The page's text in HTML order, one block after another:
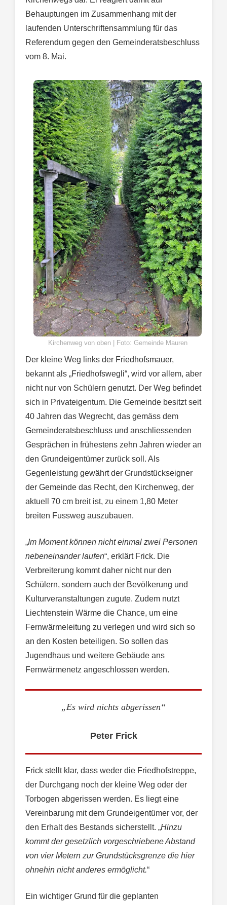
Behauptungen im Zusammenhang mit der
laufenden Unterschriftensammlung für das
Referendum gegen den Gemeinderatsbeschluss
vom 8. Mai.
Kirchenweg von oben | Foto: Gemeinde Mauren
Der kleine Weg links der Friedhofsmauer,
bekannt als „Friedhofswegli“, wird vor allem, aber
nicht nur von Schülern genutzt. Der Weg befindet
sich in Privateigentum. Die Gemeinde besitzt seit
40 Jahren das Wegrecht, das gemäss dem
Gemeinderatsbeschluss und anschliessenden
Gesprächen in frühestens zehn Jahren wieder an
den Grundeigentümer zurück soll. Als
Gegenleistung gewährt der Grundstückseigner
der Gemeinde das Recht, den Kirchenweg, der
aktuell 70 cm breit ist, zu einem 1,80 Meter
breiten Fussweg auszubauen.
„Im Moment können nicht einmal zwei Personen
nebeneinander laufen“, erklärt Frick. Die
Verbreiterung kommt daher nicht nur den
Schülern, sondern auch der Bevölkerung und
Kulturveranstaltungen zugute. Zudem nutzt
Liechtenstein Wärme die Chance, um eine
Fernwärmeleitung zu verlegen und wird sich so
an den Kosten beteiligen. So sollen das
Jugendhaus und weitere Gebäude ans
Fernwärmenetz angeschlossen werden.
„Es wird nichts abgerissen“
Peter Frick
Frick stellt klar, dass weder die Friedhofstreppe,
der Durchgang noch der kleine Weg oder der
Torbogen abgerissen werden. Es liegt eine
Vereinbarung mit dem Grundeigentümer vor, der
den Erhalt des Bestands sicherstellt. „Hinzu
kommt der gesetzlich vorgeschriebene Abstand
von vier Metern zur Grundstücksgrenze die hier
ohnehin nicht anderes ermöglicht.“
Ein wichtiger Grund für die geplanten